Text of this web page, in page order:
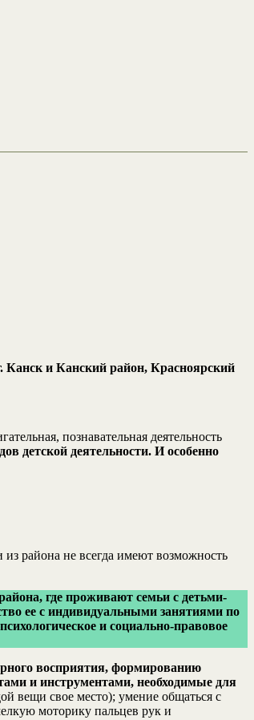
и Канский район, Красноярский
познавательная деятельность
детской деятельности. И особенно
района не всегда имеют возможность
где проживают семьи с детьми-
ее с индивидуальными занятиями по
и социально-правовое
восприятия, формированию
и инструментами, необходимые для
вещи свое место); умение общаться с
моторику пальцев рук и